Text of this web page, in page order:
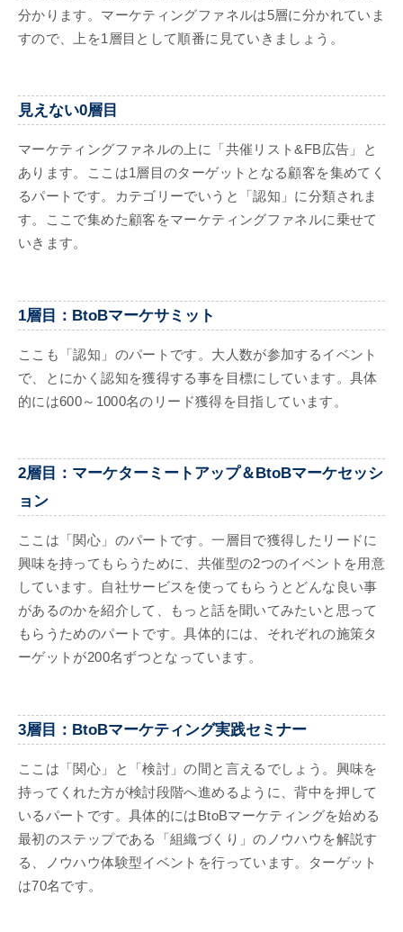
分かります。マーケティングファネルは5層に分かれていま
すので、上を1層目として順番に見ていきましょう。
見えない0層目
マーケティングファネルの上に「共催リスト&FB広告」と
あります。ここは1層目のターゲットとなる顧客を集めてく
るパートです。カテゴリーでいうと「認知」に分類されま
す。ここで集めた顧客をマーケティングファネルに乗せて
いきます。
1層目：BtoBマーケサミット
ここも「認知」のパートです。大人数が参加するイベント
で、とにかく認知を獲得する事を目標にしています。具体
的には600～1000名のリード獲得を目指しています。
2層目：マーケターミートアップ＆BtoBマーケセッシ
ョン
ここは「関心」のパートです。一層目で獲得したリードに
興味を持ってもらうために、共催型の2つのイベントを用意
しています。自社サービスを使ってもらうとどんな良い事
があるのかを紹介して、もっと話を聞いてみたいと思って
もらうためのパートです。具体的には、それぞれの施策タ
ーゲットが200名ずつとなっています。
3層目：BtoBマーケティング実践セミナー
ここは「関心」と「検討」の間と言えるでしょう。興味を
持ってくれた方が検討段階へ進めるように、背中を押して
いるパートです。具体的にはBtoBマーケティングを始める
最初のステップである「組織づくり」のノウハウを解説す
る、ノウハウ体験型イベントを行っています。ターゲット
は70名です。